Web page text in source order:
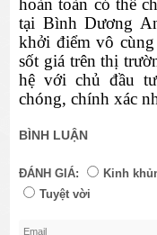
tại Bình Dương
khởi điểm vô cùng
sốt giá trên thị
hệ với chủ đầu
chóng, chính xác
BÌNH LUẬN
ĐÁNH GIÁ: Kinh
Tuyệt vời